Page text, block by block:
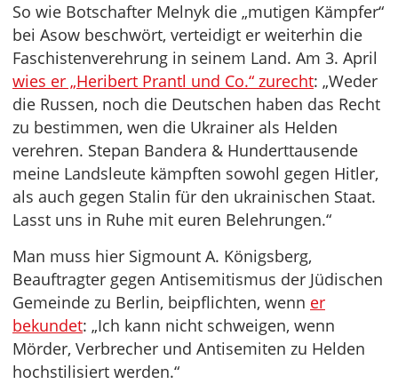
So wie Botschafter Melnyk die „mutigen Kämpfer“
bei Asow beschwört, verteidigt er weiterhin die
Faschistenverehrung in seinem Land. Am 3. April
wies er „Heribert Prantl und Co.“ zurecht: „Weder
die Russen, noch die Deutschen haben das Recht
zu bestimmen, wen die Ukrainer als Helden
verehren. Stepan Bandera & Hunderttausende
meine Landsleute kämpften sowohl gegen Hitler,
als auch gegen Stalin für den ukrainischen Staat.
Lasst uns in Ruhe mit euren Belehrungen.“
Man muss hier Sigmount A. Königsberg,
Beauftragter gegen Antisemitismus der Jüdischen
Gemeinde zu Berlin, beipflichten, wenn er
bekundet: „Ich kann nicht schweigen, wenn
Mörder, Verbrecher und Antisemiten zu Helden
hochstilisiert werden.“